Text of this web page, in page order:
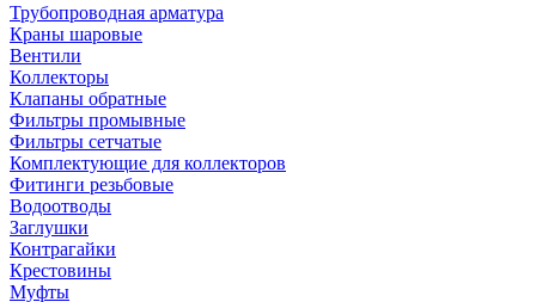
Трубопроводная арматура
Краны шаровые
Вентили
Коллекторы
Клапаны обратные
Фильтры промывные
Фильтры сетчатые
Комплектующие для коллекторов
Фитинги резьбовые
Водоотводы
Заглушки
Контрагайки
Крестовины
Муфты